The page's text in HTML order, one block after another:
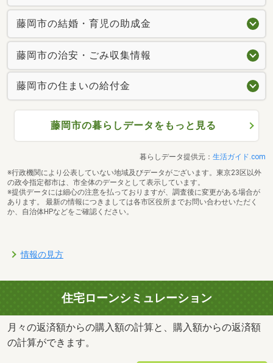
藤岡市の結婚・育児の助成金
藤岡市の治安・ごみ収集情報
藤岡市の住まいの給付金
藤岡市の暮らしデータをもっと見る
暮らしデータ提供元： 生活ガイド.com
※行政機関により公表していない地域及びデータがございます。東京23区以外
の政令指定都市は、市全体のデータとして表示しています。
※提供データには細心の注意を払っておりますが、調査後に変更がある場合が
あります。 最新の情報につきましては各市区役所までお問い合わせいただく
か、自治体HPなどをご確認ください。
情報の見方
住宅ローンシミュレーション
月々の返済額からの購入額の計算と、購入額からの返済額
の計算ができます。